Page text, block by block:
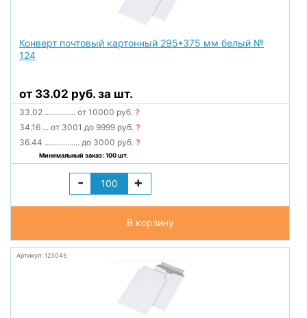
Конверт почтовый картонный 295*375 мм белый №
124
от 33.02 руб. за шт.
33.02 ............... от 10000 руб.?
34.16 ... от 3001 до 9999 руб.?
36.44 ................. до 3000 руб.?
Минимальный заказ: 100 шт.
- +
В корзину
Артикул: 123045